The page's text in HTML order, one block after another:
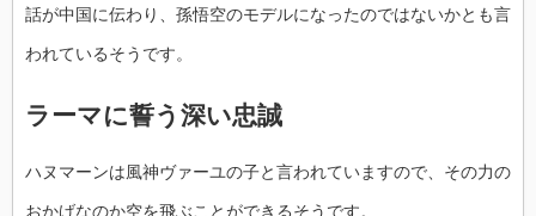
話が中国に伝わり、孫悟空のモデルになったのではないかとも言
われているそうです。
ラーマに誓う深い忠誠
ハヌマーンは風神ヴァーユの子と言われていますので、その力の
おかげなのか空を飛ぶことができるそうです。